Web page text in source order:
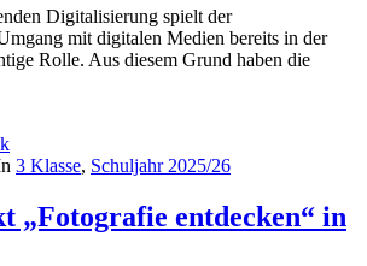
Digitalisierung spielt der
mit digitalen Medien bereits in der
Rolle. Aus diesem Grund haben die
3 Klasse, Schuljahr 2025/26
„Fotografie entdecken“ in